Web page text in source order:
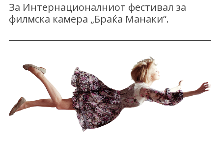
За Интернационалниот фестивал за
филмска камера „Браќа Манаки“.